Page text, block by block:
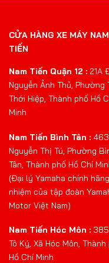
CỬA HÀNG XE MÁY NAM
TIẾN
Nam Tiến Quận 12 : 21A
Nguyễn Ảnh Thủ, Phường
Thới Hiệp, Thành phố Hồ
Minh
Nam Tiến Bình Tân :
Nguyễn Thị Tú, Phường
Tân, Thành phố Hồ Chí
(Đại lý Yamaha chính
nhiệm của tập đoàn
Motor Việt Nam)
Nam Tiến Hóc Môn :
Tô Ký, Xã Hóc Môn, Thành
Hồ Chí Minh